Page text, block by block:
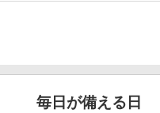
毎日が備える日